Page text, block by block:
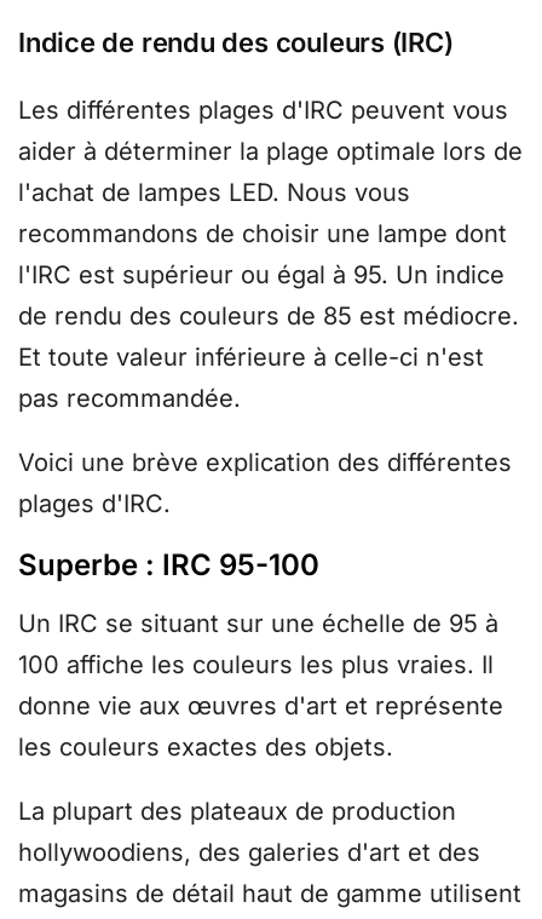
Indice de rendu des couleurs (IRC)
Les différentes plages d'IRC peuvent vous
aider à déterminer la plage optimale lors de
l'achat de lampes LED. Nous vous
recommandons de choisir une lampe dont
l'IRC est supérieur ou égal à 95. Un indice
de rendu des couleurs de 85 est médiocre.
Et toute valeur inférieure à celle-ci n'est
pas recommandée.
Voici une brève explication des différentes
plages d'IRC.
Superbe : IRC 95-100
Un IRC se situant sur une échelle de 95 à
100 affiche les couleurs les plus vraies. Il
donne vie aux œuvres d'art et représente
les couleurs exactes des objets.
La plupart des plateaux de production
hollywoodiens, des galeries d'art et des
magasins de détail haut de gamme utilisent